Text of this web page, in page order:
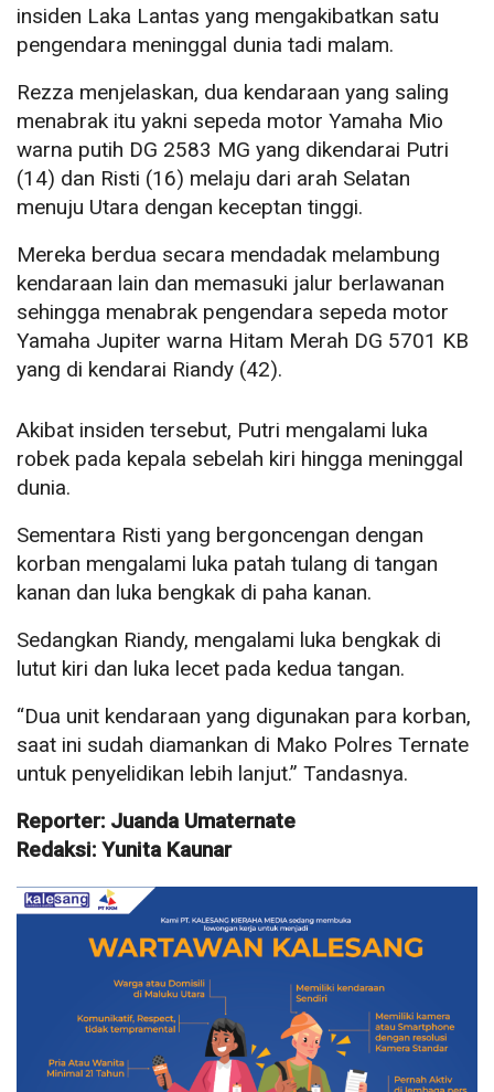
insiden Laka Lantas yang mengakibatkan satu
pengendara meninggal dunia tadi malam.
Rezza menjelaskan, dua kendaraan yang saling
menabrak itu yakni sepeda motor Yamaha Mio
warna putih DG 2583 MG yang dikendarai Putri
(14) dan Risti (16) melaju dari arah Selatan
menuju Utara dengan keceptan tinggi.
Mereka berdua secara mendadak melambung
kendaraan lain dan memasuki jalur berlawanan
sehingga menabrak pengendara sepeda motor
Yamaha Jupiter warna Hitam Merah DG 5701 KB
yang di kendarai Riandy (42).
Akibat insiden tersebut, Putri mengalami luka
robek pada kepala sebelah kiri hingga meninggal
dunia.
Sementara Risti yang bergoncengan dengan
korban mengalami luka patah tulang di tangan
kanan dan luka bengkak di paha kanan.
Sedangkan Riandy, mengalami luka bengkak di
lutut kiri dan luka lecet pada kedua tangan.
“Dua unit kendaraan yang digunakan para korban,
saat ini sudah diamankan di Mako Polres Ternate
untuk penyelidikan lebih lanjut.” Tandasnya.
Reporter: Juanda Umaternate
Redaksi: Yunita Kaunar